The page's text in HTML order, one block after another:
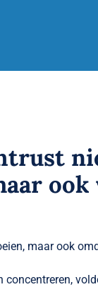
maar ook